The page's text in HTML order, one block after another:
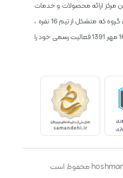
مرکز ارائه محصولات و خدمات
IT با پشتیبانی 24 ساعته در ایران باشد . این گروه که متشکل از تیم 16 نفره ،
پشتیبانی و طراحی میباشد در تاریخ شنبه 16 مهر 1391 فعالیت رسمی خود را
و بدون عیب به تمام مشتریان
و همکاران سعی کردیم
با خیال راحت تمام محصولات